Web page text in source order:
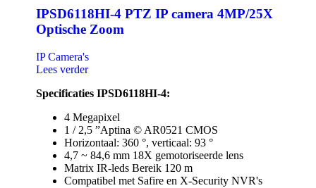
IPSD6118HI-4 PTZ IP camera 4MP/25X
Optische Zoom
IP Camera's
Lees verder
Specificaties IPSD6118HI-4:
4 Megapixel
1 / 2,5 ”Aptina © AR0521 CMOS
Horizontaal: 360 °, verticaal: 93 °
4,7 ~ 84,6 mm 18X gemotoriseerde lens
Matrix IR-leds Bereik 120 m
Compatibel met Safire en X-Security NVR's